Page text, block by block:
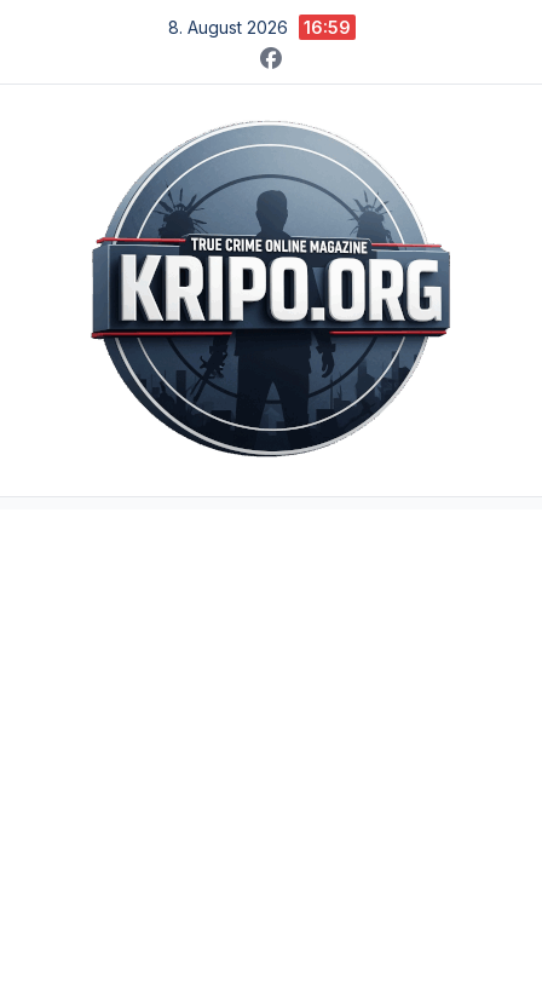
springen
8. August 2026 16:59